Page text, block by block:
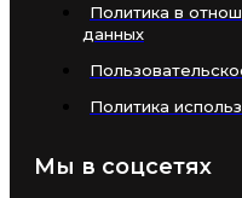
Политика в
данных
Политика
Мы в соцсетях